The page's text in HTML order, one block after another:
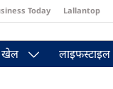
Today Lallantop
खेल लाइफस्टाइल